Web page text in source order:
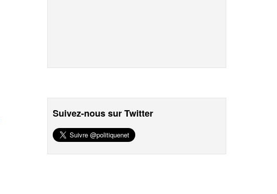
Suivez-nous sur Twitter